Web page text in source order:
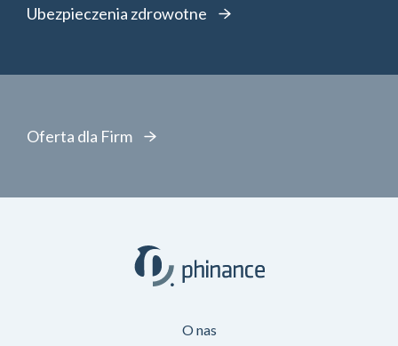
Ubezpieczenia zdrowotne
Oferta dla Firm
O nas